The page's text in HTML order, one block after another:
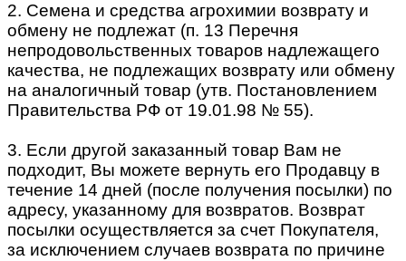
2. Семена и средства агрохимии возврату и
обмену не подлежат (п. 13 Перечня
непродовольственных товаров надлежащего
качества, не подлежащих возврату или обмену
на аналогичный товар (утв. Постановлением
Правительства РФ от 19.01.98 № 55).
3. Если другой заказанный товар Вам не
подходит, Вы можете вернуть его Продавцу в
течение 14 дней (после получения посылки) по
адресу, указанному для возвратов. Возврат
посылки осуществляется за счет Покупателя,
за исключением случаев возврата по причине